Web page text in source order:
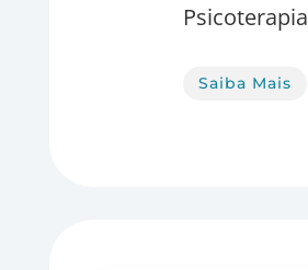
Psicoterapia
Saiba Mais